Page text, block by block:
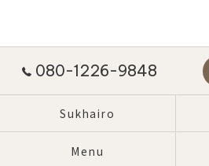
080-1226-9848
Sukhairo
Menu